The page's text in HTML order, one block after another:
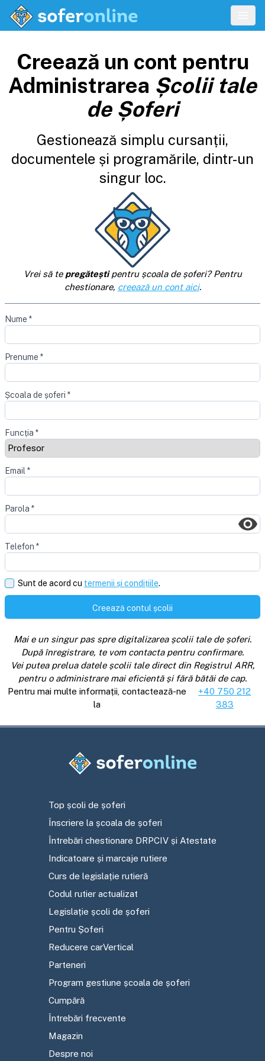
Creează un cont pentru
Administrarea Școlii tale
de Șoferi
Gestionează simplu cursanții,
documentele și programările, dintr-un
singur loc.
Vrei să te pregăteștipentru școala de șoferi? Pentru
chestionare, creează un cont aici.
Nume *
Prenume *
Școala de șoferi *
Funcția *
Email *
Parola *
Telefon *
Sunt de acord cu termenii și condițiile.
Creează contul școlii
Mai e un singur pas spre digitalizarea școlii tale de șoferi.
După înregistrare, te vom contacta pentru confirmare.
Vei putea prelua datele școlii tale direct din Registrul ARR,
pentru o administrare mai eficientă și fără bătăi de cap.
Pentru mai multe informații, contactează-ne
la
+40 750 212
383
Top școli de șoferi
Înscriere la școala de șoferi
Întrebări chestionare DRPCIV și Atestate
Indicatoare și marcaje rutiere
Curs de legislație rutieră
Codul rutier actualizat
Legislație școli de șoferi
Pentru Șoferi
Reducere carVertical
Parteneri
Program gestiune școala de șoferi
Cumpără
Întrebări frecvente
Magazin
Despre noi